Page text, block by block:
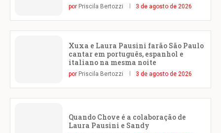
por Priscila Bertozzi 3 de agosto de 2026
Xuxa e Laura Pausini farão São Paulo
cantar em português, espanhol e
italiano na mesma noite
por Priscila Bertozzi 3 de agosto de 2026
Quando Chove é a colaboração de
Laura Pausini e Sandy